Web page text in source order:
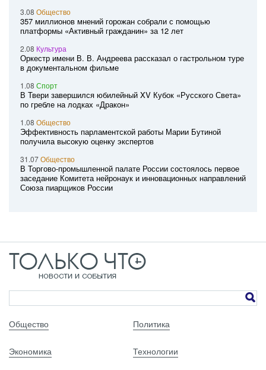
3.08 Общество
357 миллионов мнений горожан собрали с помощью
платформы «Активный гражданин» за 12 лет
2.08 Культура
Оркестр имени В. В. Андреева рассказал о гастрольном туре
в документальном фильме
1.08 Спорт
В Твери завершился юбилейный XV Кубок «Русского Света»
по гребле на лодках «Дракон»
1.08 Общество
Эффективность парламентской работы Марии Бутиной
получила высокую оценку экспертов
31.07Общество
В Торгово-промышленной палате России состоялось первое
заседание Комитета нейронаук и инновационных направлений
Союза пиарщиков России
Общество Политика
Экономика Технологии